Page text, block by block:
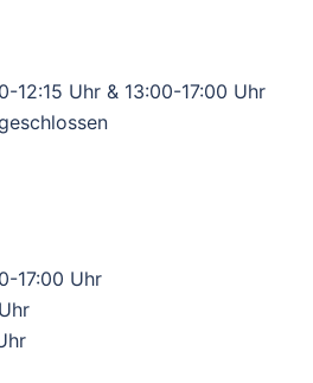
12:15 Uhr & 13:00-17:00 Uhr
17:00 Uhr